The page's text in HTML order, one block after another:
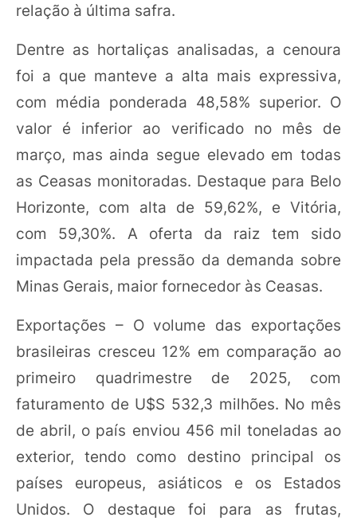
relação à última safra.
Dentre as hortaliças analisadas, a cenoura
foi a que manteve a alta mais expressiva,
com média ponderada 48,58% superior. O
valor é inferior ao verificado no mês de
março, mas ainda segue elevado em todas
as Ceasas monitoradas. Destaque para Belo
Horizonte, com alta de 59,62%, e Vitória,
com 59,30%. A oferta da raiz tem sido
impactada pela pressão da demanda sobre
Minas Gerais, maior fornecedor às Ceasas.
Exportações – O volume das exportações
brasileiras cresceu 12% em comparação ao
primeiro quadrimestre de 2025, com
faturamento de U$S 532,3 milhões. No mês
de abril, o país enviou 456 mil toneladas ao
exterior, tendo como destino principal os
países europeus, asiáticos e os Estados
Unidos. O destaque foi para as frutas,